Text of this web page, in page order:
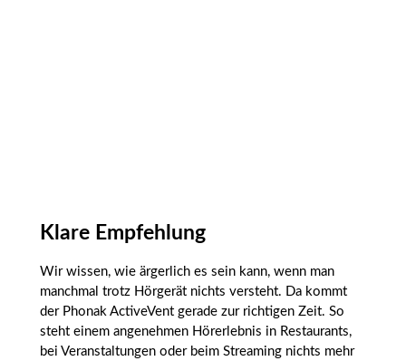
Klare Empfehlung
Wir wissen, wie ärgerlich es sein kann, wenn man
manchmal trotz Hörgerät nichts versteht. Da kommt
der Phonak ActiveVent gerade zur richtigen Zeit. So
steht einem angenehmen Hörerlebnis in Restaurants,
bei Veranstaltungen oder beim Streaming nichts mehr